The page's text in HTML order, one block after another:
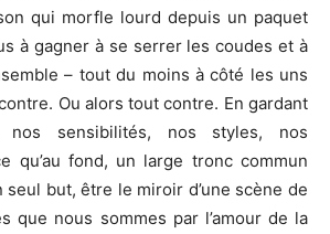
qui morfle lourd depuis un paquet
à gagner à se serrer les coudes et à
– tout du moins à côté les uns
Ou alors tout contre. En gardant
nos sensibilités, nos styles, nos
qu’au fond, un large tronc commun
seul but, être le miroir d’une scène de
que nous sommes par l’amour de la